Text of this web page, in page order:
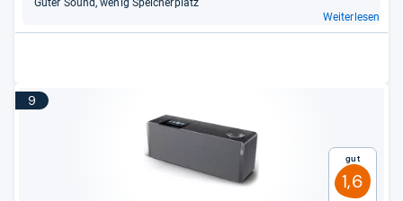
Guter Sound, wenig Spei­cher­platz
Weiterlesen
9
Gut
1,6